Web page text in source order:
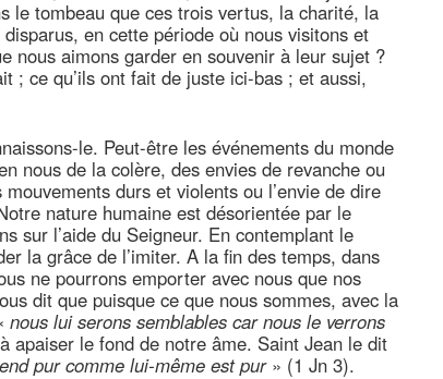
le tombeau que ces trois vertus, la charité, la
en cette période où nous visitons et
nous aimons garder en souvenir à leur sujet ?
; ce qu’ils ont fait de juste ici-bas ; et aussi,
le. Peut-être les événements du monde
nous de la colère, des envies de revanche ou
durs et violents ou l’envie de dire
nature humaine est désorientée par le
sur l’aide du Seigneur. En contemplant le
la grâce de l’imiter. A la fin des temps, dans
ne pourrons emporter avec nous que nos
dit que puisque ce que nous sommes, avec la
nous lui serons semblables car nous le verrons
apaiser le fond de notre âme. Saint Jean le dit
pur comme lui-même est pur» (1 Jn 3).